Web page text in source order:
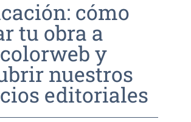
cómo
tu obra a
y
nuestros
editoriales